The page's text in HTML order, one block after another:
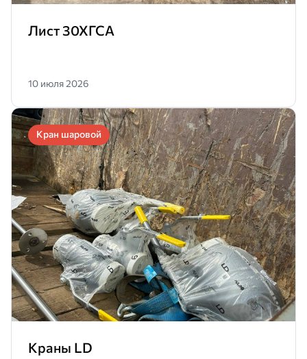
Лист 30ХГСА
10 июля 2026
Кран шаровой
Краны LD